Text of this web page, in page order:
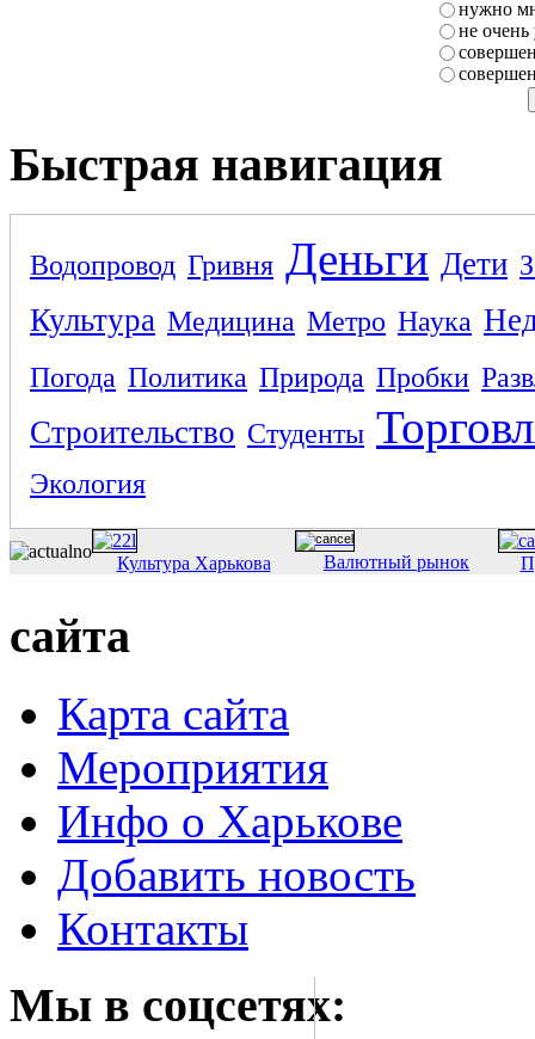
нужно
не очень
Быстрая навигация
Водопровод Гривня Деньги Дети
Культура Медицина Метро Наука
Погода Политика Природа Пробки
Строительство Студенты
Экология
Культура Харькова Валютный рынок
сайта
Карта сайта
Мероприятия
Инфо о Харькове
Добавить новость
Контакты
Мы в соцсетях: